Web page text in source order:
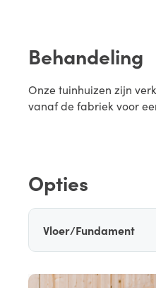
Behandeling
Onze tuinhuizen zijn
vanaf de fabriek voor
Opties
Vloer/Fundament